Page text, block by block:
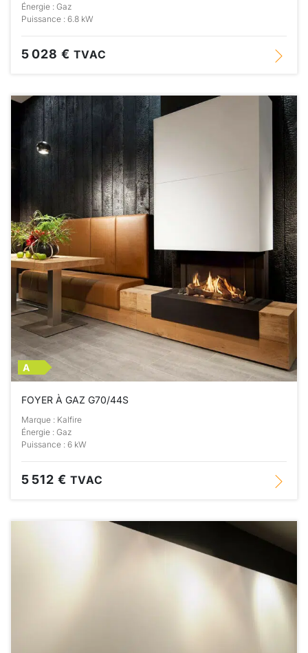
Énergie : Gaz
Puissance : 6.8 kW
5 028 € TVAC
A
FOYER À GAZ G70/44S
Marque : Kalfire
Énergie : Gaz
Puissance : 6 kW
5 512 € TVAC